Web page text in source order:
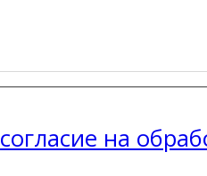
согласие на